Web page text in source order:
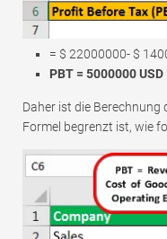
= $ 22000000- $
PBT = 5000000 USD
Daher ist die Berechnung
Formel begrenzt ist, wie